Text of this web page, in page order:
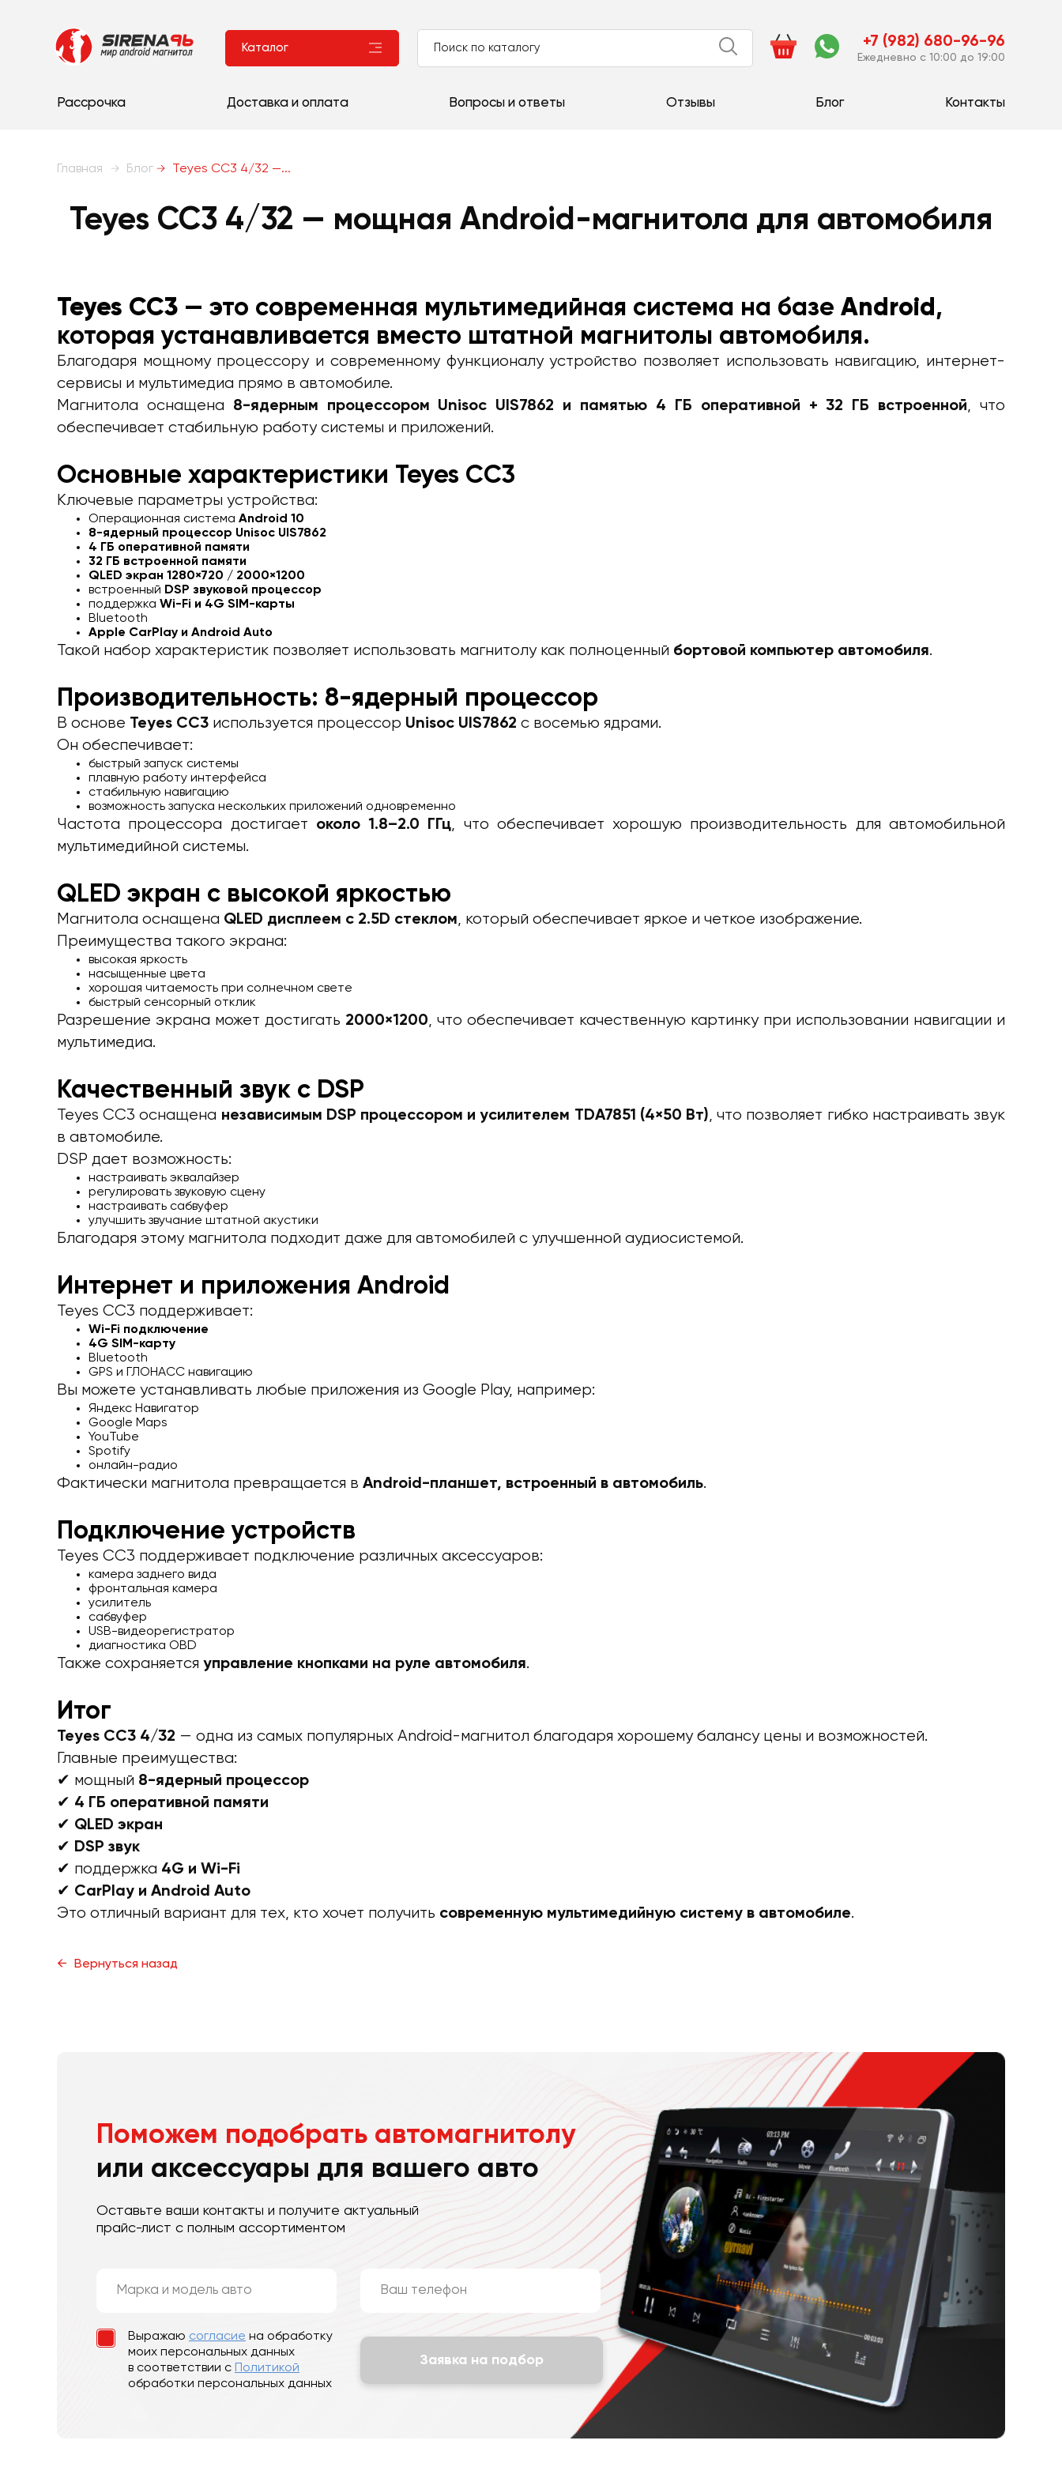
Каталог +7 (982) 680-96-96
Ежедневно с 10:00 до 19:00
Рассрочка Доставка и оплата Вопросы и ответы Отзывы Блог Контакты
Главная Блог Teyes CC3 4/32 —...
Teyes CC3 4/32 — мощная Android-магнитола для автомобиля
Teyes CC3 — это современная мультимедийная система на базе Android ,
которая устанавливается вместо штатной магнитолы автомобиля.
Благодаря мощному процессору и современному функционалу устройство позволяет использовать навигацию, интернет-
сервисы и мультимедиа прямо в автомобиле.
Магнитола оснащена 8-ядерным процессором Unisoc UIS7862 и памятью 4 ГБ оперативной + 32 ГБ встроенной, что
обеспечивает стабильную работу системы и приложений.
Основные характеристики Teyes CC3
Ключевые параметры устройства:
Операционная система Android 10
8-ядерный процессор Unisoc UIS7862
4 ГБ оперативной памяти
32 ГБ встроенной памяти
QLED экран 1280×720 / 2000×1200
встроенный DSP звуковой процессор
поддержка Wi-Fi и 4G SIM-карты
Bluetooth
Apple CarPlay и Android Auto
Такой набор характеристик позволяет использовать магнитолу как полноценный бортовой компьютер автомобиля.
Производительность: 8-ядерный процессор
В основе Teyes CC3 используется процессор Unisoc UIS7862 с восемью ядрами.
Он обеспечивает:
быстрый запуск системы
плавную работу интерфейса
стабильную навигацию
возможность запуска нескольких приложений одновременно
Частота процессора достигает около 1.8–2.0 ГГц, что обеспечивает хорошую производительность для автомобильной
мультимедийной системы.
QLED экран с высокой яркостью
Магнитола оснащена QLED дисплеем с 2.5D стеклом, который обеспечивает яркое и четкое изображение.
Преимущества такого экрана:
высокая яркость
насыщенные цвета
хорошая читаемость при солнечном свете
быстрый сенсорный отклик
Разрешение экрана может достигать 2000×1200, что обеспечивает качественную картинку при использовании навигации и
мультимедиа.
Качественный звук с DSP
Teyes CC3 оснащена независимым DSP процессором и усилителем TDA7851 (4×50 Вт), что позволяет гибко настраивать звук
в автомобиле.
DSP дает возможность:
настраивать эквалайзер
регулировать звуковую сцену
настраивать сабвуфер
улучшить звучание штатной акустики
Благодаря этому магнитола подходит даже для автомобилей с улучшенной аудиосистемой.
Интернет и приложения Android
Teyes CC3 поддерживает:
Wi-Fi подключение
4G SIM-карту
Bluetooth
GPS и ГЛОНАСС навигацию
Вы можете устанавливать любые приложения из Google Play, например:
Яндекс Навигатор
Google Maps
YouTube
Spotify
онлайн-радио
Фактически магнитола превращается в Android-планшет, встроенный в автомобиль.
Подключение устройств
Teyes CC3 поддерживает подключение различных аксессуаров:
камера заднего вида
фронтальная камера
усилитель
сабвуфер
USB-видеорегистратор
диагностика OBD
Также сохраняется управление кнопками на руле автомобиля.
Итог
Teyes CC3 4/32 — одна из самых популярных Android-магнитол благодаря хорошему балансу цены и возможностей.
Главные преимущества:
✔ мощный 8-ядерный процессор
✔ 4 ГБ оперативной памяти
✔ QLED экран
✔ DSP звук
✔ поддержка 4G и Wi-Fi
✔ CarPlay и Android Auto
Это отличный вариант для тех, кто хочет получить современную мультимедийную систему в автомобиле.
Вернуться назад
Поможем подобрать автомагнитолу
или аксессуары для вашего авто
Оставьте ваши контакты и получите актуальный
прайс-лист с полным ассортиментом
Выражаю согласие на обработку
моих персональных данных
в соответствии с Политикой
обработки персональных данных
Заявка на подбор